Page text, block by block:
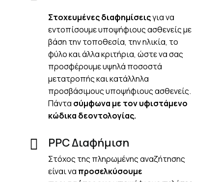
Στοχευμένες διαφημίσειςγια να
εντοπίσουμε υποψήφιους ασθενείς με
βάση την τοποθεσία, την ηλικία, το
φύλο και άλλα κριτήρια, ώστε να σας
προσφέρουμε υψηλά ποσοστά
μετατροπής και κατάλληλα
προσβάσιμους υποψήφιους ασθενείς.
Πάντα σύμφωνα με τον υφιστάμενο
κώδικα δεοντολογίας.
PPC Διαφήμιση
Στόχος της πληρωμένης αναζήτησης
είναι να προσελκύσουμε